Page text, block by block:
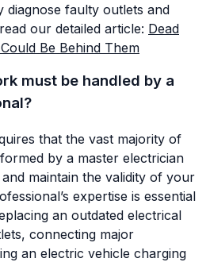
diagnose faulty outlets and
our detailed article: Dead
Be Behind Them
must be handled by a
that the vast majority of
by a master electrician
maintain the validity of your
expertise is essential
an outdated electrical
connecting major
an electric vehicle charging